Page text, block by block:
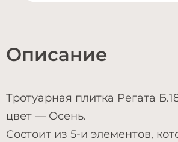
Описание
Тротуарная плитка Регата
цвет — Осень.
Состоит из 5-и элементов,